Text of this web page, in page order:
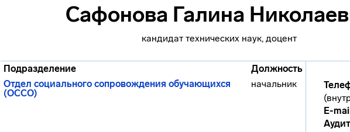
Сафонова Галина
кандидат технических наук, доцент
Подразделение
Должность
Отдел социального сопровождения обучающихся
(ОССО)
начальник
E-